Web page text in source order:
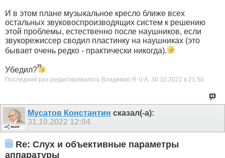
И в этом плане музыкальное кресло ближе всех
остальных звуковоспроизводящих систем к решению
этой проблемы, естественно после наушников, если
звукорежиссер сводил пластинку на наушниках (это
бывает очень редко - практически никогда).
Убедил?
Последний раз редактировалось Владимир R-V-A; 30.10.2022 в 21:50.
Мусатов Константин сказал(-а):
31.10.2022 12:04
Re: Слух и объективные параметры
аппаратуры